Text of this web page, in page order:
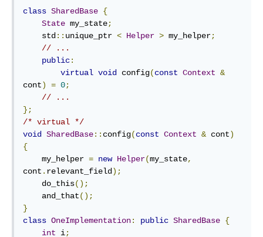
class SharedBase {
State my_state;
    std
:: unique_ptr < Helper > my_helper;
// ...
public:
virtual void config(const Context &
cont) = 0;
// ...
};
/* virtual */
void
SharedBase:: config(const Context & cont)
{
    my_helper
= new Helper(my_state,
cont . relevant_field );
    do_this
();
    and_that
();
}
class OneImplementation: public SharedBase {
int i;